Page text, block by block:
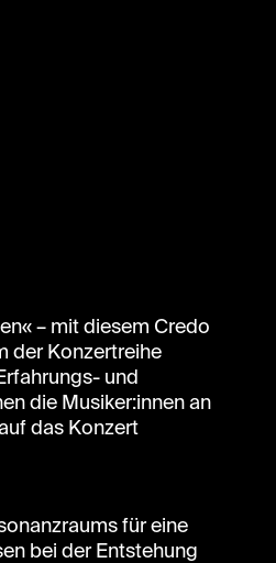
– mit diesem Credo
der Konzertreihe
und
die Musiker:innen an
das Konzert
für eine
bei der Entstehung